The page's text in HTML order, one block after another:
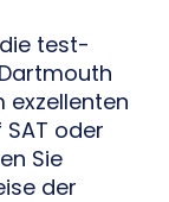
test-
exzellenten
oder
Sie
der